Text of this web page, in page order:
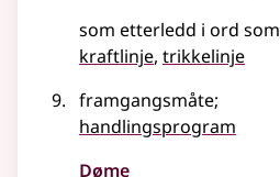
som etterledd i ord som
kraftlinje trikkelinje
framgangsmåte;
handlingsprogram
Døme